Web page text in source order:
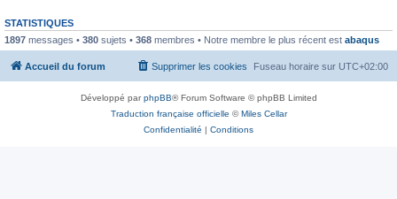
STATISTIQUES
1897 messages • 380 sujets • 368 membres • Notre membre le plus récent est abaqus
Accueil du forum Fuseau horaire sur UTC+02:00
Supprimer les cookies
Développé parphpBB® Forum Software © phpBB Limited
Traduction française officielle ©Miles Cellar
Confidentialité | Conditions